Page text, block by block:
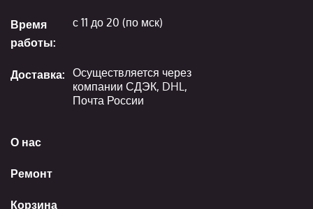
О нас
Ремонт
Корзина
Время
работы:
с 11 до 20 (по мск)
Доставка: Осуществляется через
компании СДЭК, DHL,
Почта России